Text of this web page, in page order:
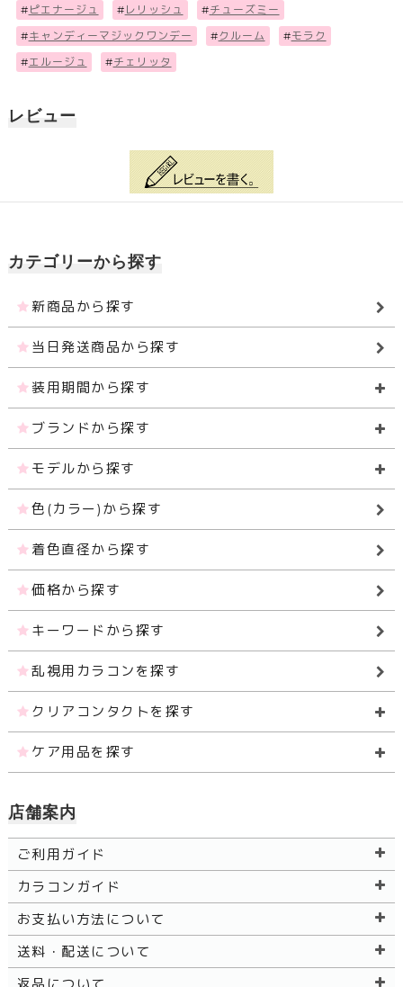
# ピエナージュ # レリッシュ #チューズミー
#キャンディーマジックワンデー #クルーム #モラク
#エルージュ #チェリッタ
レビュー
カテゴリーから探す
新商品から探す
当日発送商品から探す
装用期間から探す
ブランドから探す
モデルから探す
色(カラー)から探す
着色直径から探す
価格から探す
キーワードから探す
乱視用カラコンを探す
クリアコンタクトを探す
ケア用品を探す
店舗案内
ご利用ガイド
カラコンガイド
お支払い方法について
送料・配送について